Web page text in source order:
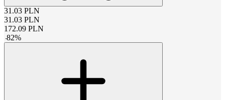
31.03 PLN
31.03 PLN
172.09 PLN
-82%